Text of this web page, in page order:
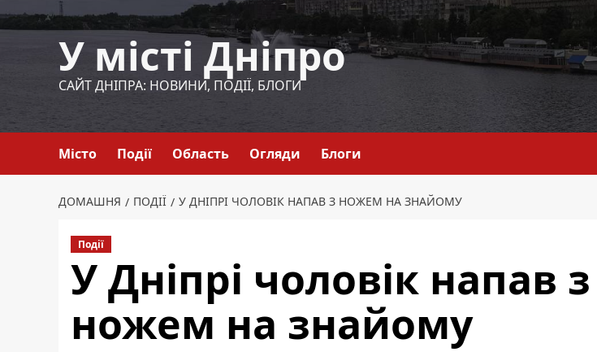
до
У місті Дніпро
САЙТ ДНІПРА: НОВИНИ, ПОДІЇ, БЛОГИ
Місто Події Область Огляди Блоги
ДОМАШНЯ ПОДІЇ У ДНІПРІ ЧОЛОВІК НАПАВ З НОЖЕМ НА ЗНАЙОМУ
Події
У Дніпрі чоловік напав з
ножем на знайому